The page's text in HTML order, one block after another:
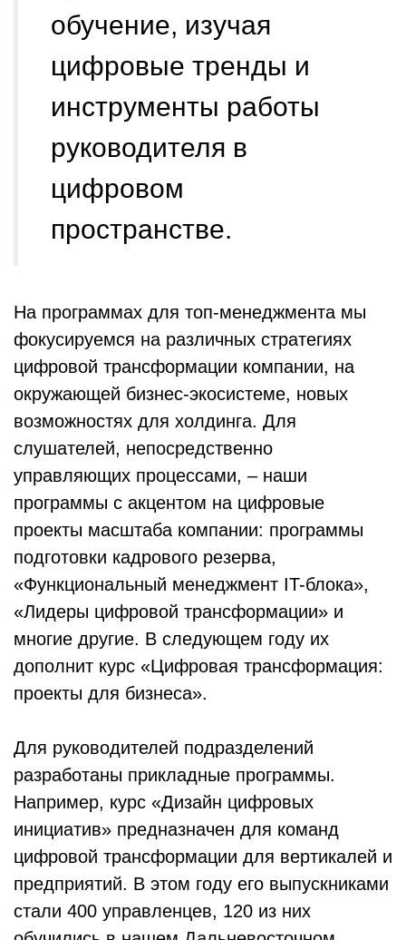
обучение, изучая
цифровые тренды и
инструменты работы
руководителя в
цифровом
пространстве.
На программах для топ-менеджмента мы
фокусируемся на различных стратегиях
цифровой трансформации компании, на
окружающей бизнес-экосистеме, новых
возможностях для холдинга. Для
слушателей, непосредственно
управляющих процессами, – наши
программы с акцентом на цифровые
проекты масштаба компании: программы
подготовки кадрового резерва,
«Функциональный менеджмент IT-блока»,
«Лидеры цифровой трансформации» и
многие другие. В следующем году их
дополнит курс «Цифровая трансформация:
проекты для бизнеса».
Для руководителей подразделений
разработаны прикладные программы.
Например, курс «Дизайн цифровых
инициатив» предназначен для команд
цифровой трансформации для вертикалей и
предприятий. В этом году его выпускниками
стали 400 управленцев, 120 из них